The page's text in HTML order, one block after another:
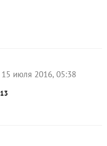
15 июля 2016, 05:38
13